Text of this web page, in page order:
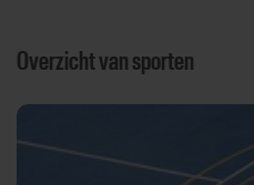
Overzicht van sporten